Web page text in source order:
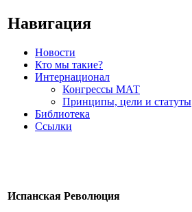
Навигация
Новости
Кто мы такие?
Интернационал
Конгрессы МАТ
Принципы, цели и статуты
Библиотека
Ссылки
Испанская Революция